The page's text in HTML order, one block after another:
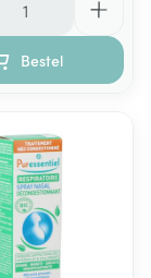
Bestel